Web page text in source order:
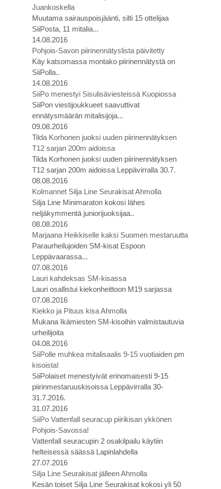
Juankoskella
Muutama sairauspoisjäänti, silti 15 ottelijaa
SiiPosta, 11 mitalia...
14.08.2016
Pohjois-Savon piirinennätyslista päivitetty
Käy katsomassa montako piirinennätystä on
SiiPolla..
14.08.2016
SiiPo menestyi Sisulisäviesteissä Kuopiossa
SiiPon viestijoukkueet saavuttivat
ennätysmäärän mitalisijoja...
09.08.2016
Tilda Korhonen juoksi uuden piirinennätyksen
T12 sarjan 200m aidoissa
Tilda Korhonen juoksi uuden piirinennätyksen
T12 sarjan 200m aidoissa Leppävirralla 30.7.
08.08.2016
Kolmannet Silja Line Seurakisat Ahmolla
Silja Line Minimaraton kokosi lähes
neljäkymmentä juniorijuoksijaa..
08.08.2016
Marjaana Heikkiselle kaksi Suomen mestaruutta
Paraurheilujoiden SM-kisat Espoon
Leppävaarassa...
07.08.2016
Lauri kahdeksas SM-kisassa
Lauri osallistui kiekonheittoon M19 sarjassa
07.08.2016
Kiekko ja Pituus kisa Ahmolla
Mukana Ikämiesten SM-kisoihin valmistautuvia
urheilijoita
04.08.2016
SiiPolle muhkea mitalisaalis 9-15 vuotiaiden pm
kisoista!
SiiPolaiset menestyivät erinomaisesti 9-15
piirinmestaruuskisoissa Leppävirralla 30-
31.7.2016.
31.07.2016
SiiPo Vattenfall seuracup piirikisan ykkönen
Pohjois-Savossa!
Vattenfall seuracupin 2 osakilpailu käytiin
helteisessä säässä Lapinlahdella
27.07.2016
Silja Line Seurakisat jälleen Ahmolla
Kesän toiset Silja Line Seurakisat kokosi yli 50